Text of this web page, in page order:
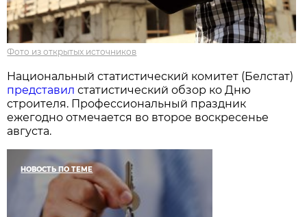
Фото из открытых источников
Национальный статистический комитет (Белстат)
представил статистический обзор ко Дню
строителя. Профессиональный праздник
ежегодно отмечается во второе воскресенье
августа.
НОВОСТЬ ПО ТЕМЕ